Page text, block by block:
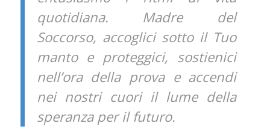
quotidiana. Madre del
Soccorso, accoglici sotto il Tuo
manto e proteggici, sostienici
nell’ora della prova e accendi
nei nostri cuori il lume della
speranza per il futuro.